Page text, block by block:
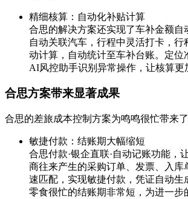
精细核算：自动化补贴计算
合思的解决方案还实现了车补金额自
自动关联汽车，行程中灵活打卡，行
动计算，自动统计至车补台账。定位
AI风控助手识别异常操作，让核算更
合思方案带来显著成果
合思的差旅成本控制方案为鸣鸣很忙带来了
敏捷付款：结账期大幅缩短
合思付款·银企直联·自动记账功能，
商往来产生的采购订单、发票、入库
速匹配，实现敏捷付款，凭证自动生
零食很忙的结账期非常短，为进一步